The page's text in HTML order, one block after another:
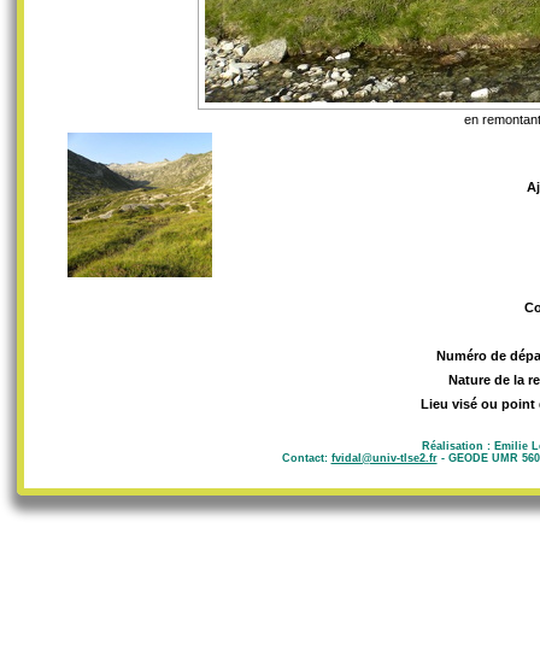
en
Numéro de
Nature de la
Lieu visé ou point
Réalisation : Emilie
Contact: fvidal@univ-tlse2.fr- GEODE UMR